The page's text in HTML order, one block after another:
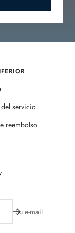
servicio
reembolso
Su e-mail